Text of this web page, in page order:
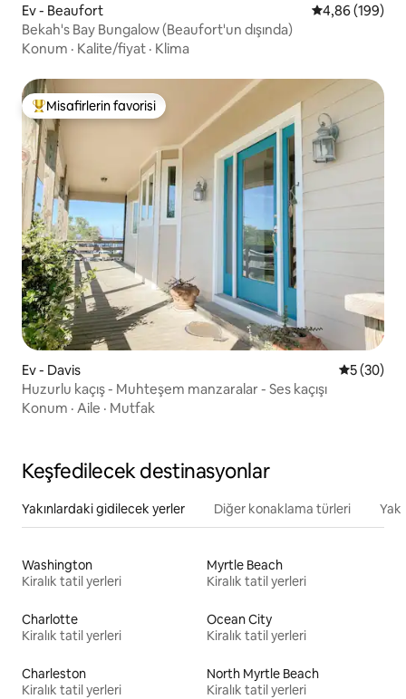
Ev - Beaufort 5 üzerinden
4,86 (199)
Bekah's Bay Bungalow (Beaufort'un dışında)
Konum · Kalite/fiyat · Klima
Misafirlerin favorilerinden en beğenilenler arasında
Misafirlerin favorisi
Ev - Davis 55 (30)
Huzurlu kaçış - Muhteşem manzaralar - Ses kaçışı
Konum · Aile · Mutfak
Keşfedilecek destinasyonlar
Yakınlardaki gidilecek yerler Diğer konaklama türleri
Washington
Kiralık tatil yerleri
Myrtle Beach
Kiralık tatil yerleri
Charlotte
Kiralık tatil yerleri
Ocean City
Kiralık tatil yerleri
Charleston
Kiralık tatil yerleri
North Myrtle Beach
Kiralık tatil yerleri